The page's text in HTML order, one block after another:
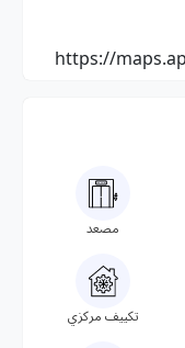
https://
مصعد
تكييف مركزي